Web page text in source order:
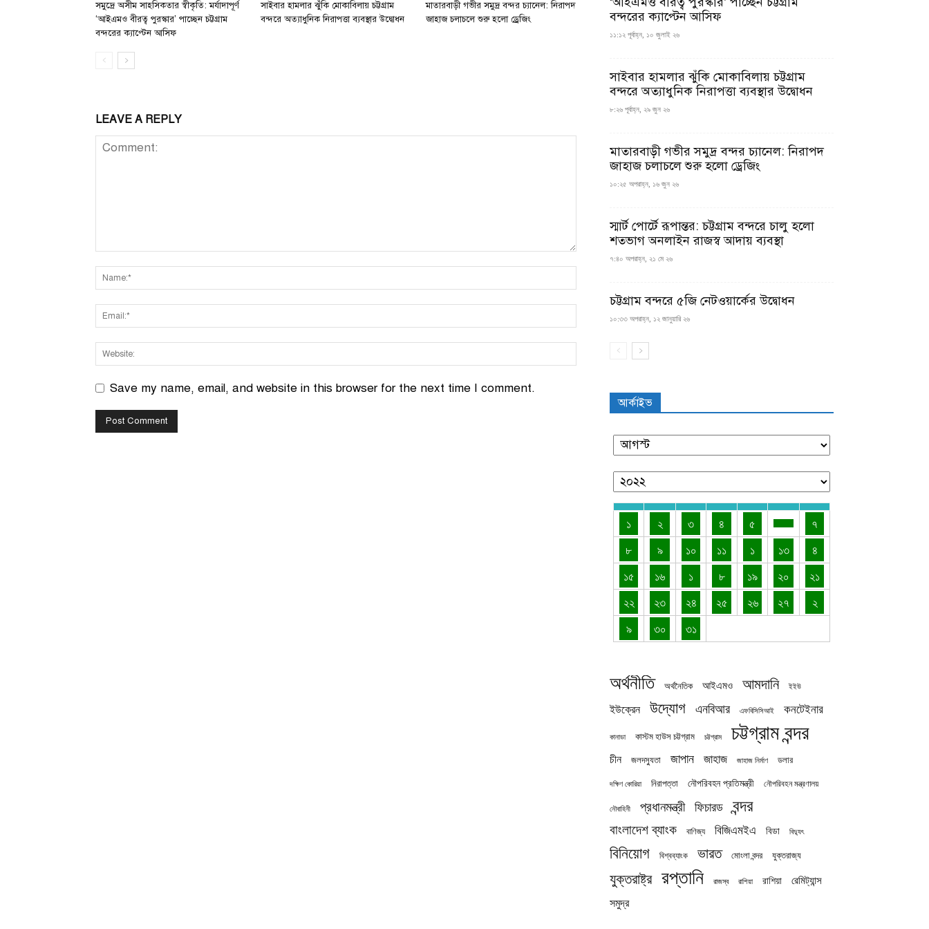
সমুদ্রে অসীম সাহসিকতার স্বীকৃতি: মর্যাদাপূর্ণ
‘আইএমও বীরত্ব পুরস্কার’ পাচ্ছেন চট্টগ্রাম
বন্দরের ক্যাপ্টেন আসিফ
সাইবার হামলার ঝুঁকি মোকাবিলায় চট্টগ্রাম
বন্দরে অত্যাধুনিক নিরাপত্তা ব্যবস্থার উদ্বোধন
মাতারবাড়ী গভীর সমুদ্র বন্দর চ্যানেল: নিরাপদ
জাহাজ চলাচলে শুরু হলো ড্রেজিং
LEAVE A REPLY
Save my name, email, and website in this browser for the next time I comment.
বন্দরের ক্যাপ্টেন আসিফ
১১:১২ পূর্বাহ্ন, ১০ জুলাই ২৬
সাইবার হামলার ঝুঁকি মোকাবিলায় চট্টগ্রাম
বন্দরে অত্যাধুনিক নিরাপত্তা ব্যবস্থার উদ্বোধন
৮:২৬ পূর্বাহ্ন, ২৯ জুন ২৬
মাতারবাড়ী গভীর সমুদ্র বন্দর চ্যানেল: নিরাপদ
জাহাজ চলাচলে শুরু হলো ড্রেজিং
১০:২৫ অপরাহ্ন, ১৬ জুন ২৬
স্মার্ট পোর্টে রূপান্তর: চট্টগ্রাম বন্দরে চালু হলো
শতভাগ অনলাইন রাজস্ব আদায় ব্যবস্থা
৭:৪০ অপরাহ্ন, ২১ মে ২৬
চট্টগ্রাম বন্দরে ৫জি নেটওয়ার্কের উদ্বোধন
১০:৩৩ অপরাহ্ন, ১২ জানুয়ারি ২৬
আর্কাইভ
১ ২ ৩ ৪ ৫
৭
৮
৯ ১০ ১১ ১ ১৩
৪
১৫
১৬ ১ ৮ ১৯ ২০
২১
২২
২৩ ২৪ ২৫ ২৬ ২৭
২
৯
৩০ ৩১
অর্থনীতি অর্থনৈতিক আইএমও আমদানি ইইউ
ইউক্রেন উদ্যোগ এনবিআর এফবিসিসিআই কনটেইনার
কানাডা কাস্টম হাউস চট্টগ্রাম চট্টগ্রাম চট্টগ্রাম বন্দর
চীন জলদস্যুতা জাপান জাহাজ জাহাজ নির্মাণ ডলার
দক্ষিণ কোরিয়া নিরাপত্তা নৌপরিবহন প্রতিমন্ত্রী নৌপরিবহন মন্ত্রণালয়
নৌবাহিনী প্রধানমন্ত্রী ফিচারড বন্দর
বাংলাদেশ ব্যাংক বাণিজ্য বিজিএমইএ বিডা বিদ্যুৎ
বিনিয়োগ বিশ্বব্যাংক ভারত মোংলা বন্দর যুক্তরাজ্য
যুক্তরাষ্ট্র রপ্তানি রাজস্ব রাশিয়া রাশিয়া রেমিট্যান্স
সমুদ্র